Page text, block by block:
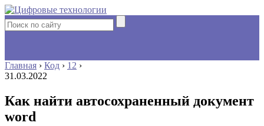
Главная › Код › 12 ›
31.03.2022
Как найти автосохраненный документ
word